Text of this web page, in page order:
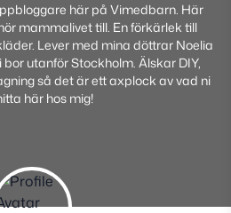
här på Vimedbarn. Här
mammalivet till. En förkärlek till
Lever med mina döttrar Noelia
bor utanför Stockholm. Älskar DIY,
så det är ett axplock av vad ni
här hos mig!